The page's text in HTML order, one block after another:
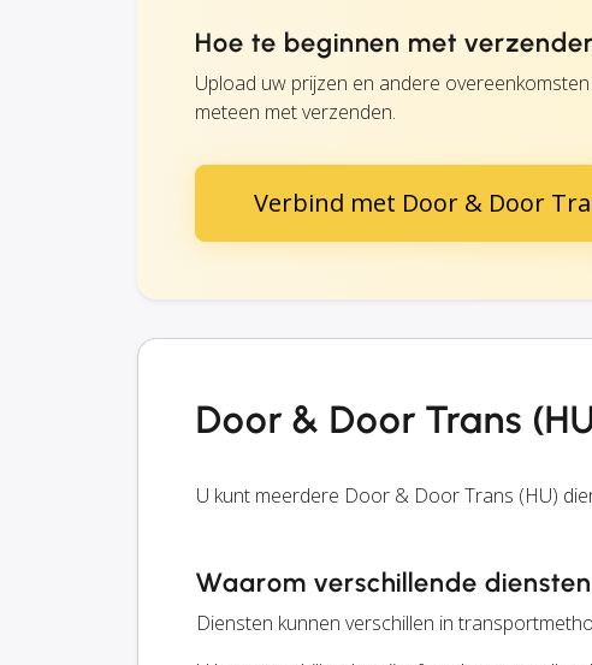
Hoe te beginnen met
Upload uw prijzen en andere
meteen met verzenden.
Verbind met Door & Door
Door & Door Trans
U kunt meerdere Door & Door Trans (HU)
Waarom verschillende
Diensten kunnen verschillen in